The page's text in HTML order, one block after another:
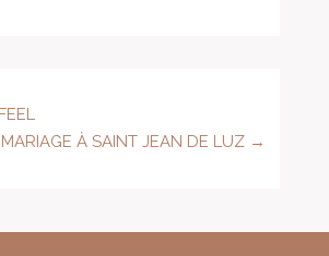
MARIAGE À SAINT JEAN DE LUZ→